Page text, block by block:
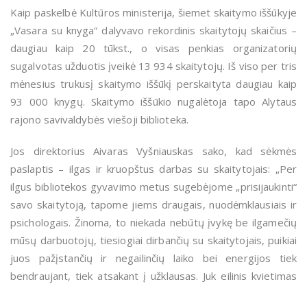
Kaip paskelbė Kultūros ministerija, šiemet skaitymo iššūkyje
„Vasara su knyga“ dalyvavo rekordinis skaitytojų skaičius –
daugiau kaip 20 tūkst., o visas penkias organizatorių
sugalvotas užduotis įveikė 13 934 skaitytojų. Iš viso per tris
mėnesius trukusį skaitymo iššūkį perskaityta daugiau kaip
93 000 knygų. Skaitymo iššūkio nugalėtoja tapo Alytaus
rajono savivaldybės viešoji biblioteka.
Jos direktorius Aivaras Vyšniauskas sako, kad sėkmės
paslaptis – ilgas ir kruopštus darbas su skaitytojais: „Per
ilgus bibliotekos gyvavimo metus sugebėjome „prisijaukinti“
savo skaitytoją, tapome jiems draugais, nuodėmklausiais ir
psichologais. Žinoma, to niekada nebūtų įvykę be ilgamečių
mūsų darbuotojų, tiesiogiai dirbančių su skaitytojais, puikiai
juos pažįstančių ir negailinčių laiko bei energijos tiek
bendraujant, tiek atsakant į užklausas. Juk eilinis kvietimas